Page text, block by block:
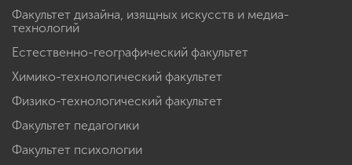
Факультет дизайна, изящных искусств и медиа-
технологий
Естественно-географический факультет
Химико-технологический факультет
Физико-технологический факультет
Факультет педагогики
Факультет психологии